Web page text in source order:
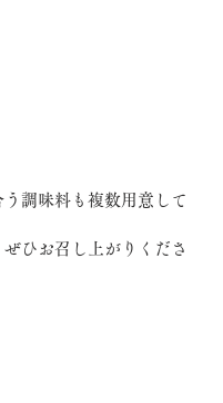
調味料も複数用意して
ぜひお召し上がりくださ